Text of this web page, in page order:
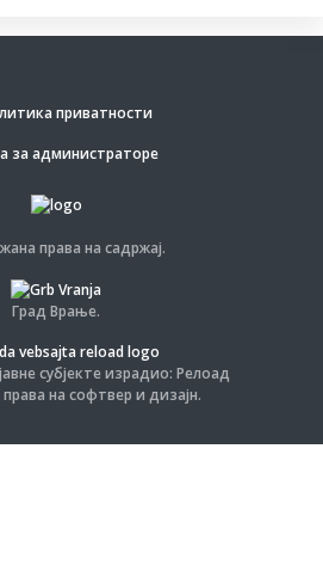
приватности
за администраторе
права на садржај.
Град Врање.
субјекте израдио: Релоад
на софтвер и дизајн.